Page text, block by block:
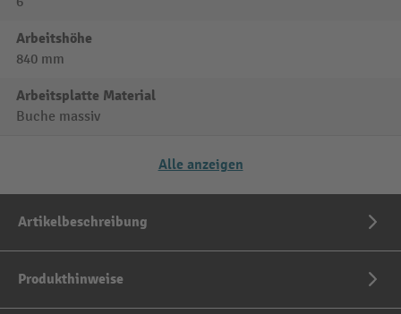
Arbeitshöhe
840 mm
Arbeitsplatte Material
Buche massiv
Alle anzeigen
Artikelbeschreibung
Produkthinweise